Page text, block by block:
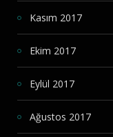
Kasım 2017
Ekim 2017
Eylül 2017
Ağustos 2017